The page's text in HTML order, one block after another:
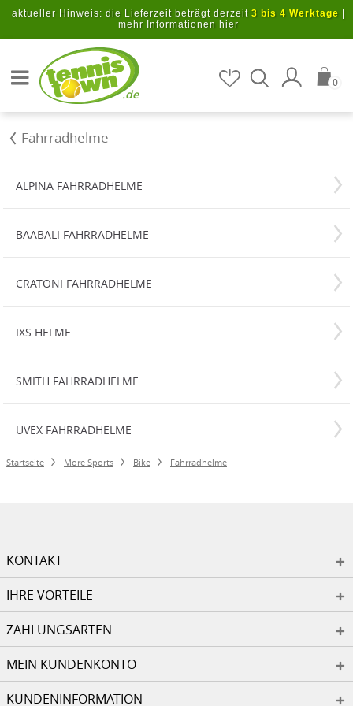
Zum Hauptinhalt springen
aktueller Hinweis: die Lieferzeit beträgt derzeit 3 bis 4 Werktage
mehr Informationen hier
.de
0
Fahrradhelme
ALPINA FAHRRADHELME
BAABALI FAHRRADHELME
CRATONI FAHRRADHELME
IXS HELME
SMITH FAHRRADHELME
UVEX FAHRRADHELME
Startseite More Sports Bike Fahrradhelme
KONTAKT
IHRE VORTEILE
ZAHLUNGSARTEN
MEIN KUNDENKONTO
KUNDENINFORMATION